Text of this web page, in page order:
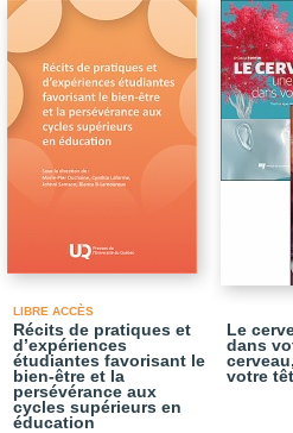
LIBRE ACCÈS
Récits de pratiques et
d’expériences
étudiantes favorisant le
bien-être et la
persévérance aux
cycles supérieurs en
éducation
Le
dans
votre